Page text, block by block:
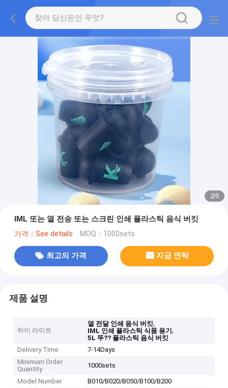
2/5
IML 또는 열 전송 또는 스크린 인쇄 플라스틱 음식 버킷
가격：See details MOQ：1000sets
최고의 가격 지금 연락
제품 설명
하이 라이트
열 전달 인쇄 음식 버킷,
IML 인쇄 플라스틱 식품 용기,
5L 뚜?? 플라스틱 음식 버킷
Delivery Time
7-14Days
Minimum Order
Quantity
1000sets
Model Number
B010/B020/B050/B100/B200